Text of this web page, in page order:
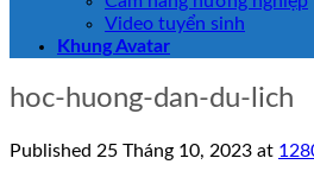
Video tuyển sinh
Khung Avatar
hoc-huong-dan-du-lich
Published 25 Tháng 10, 2023 at